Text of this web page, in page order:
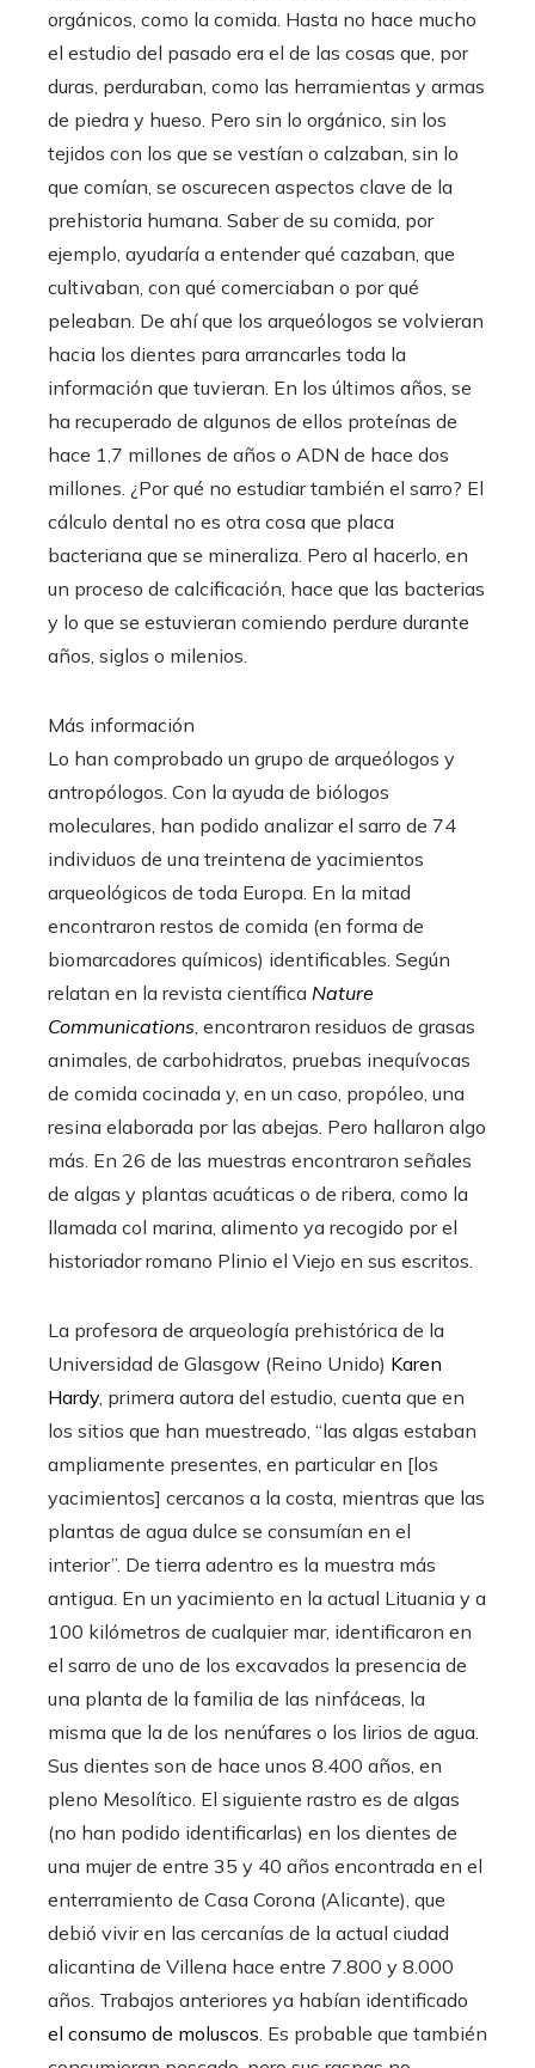
orgánicos, como la comida. Hasta no hace mucho
el estudio del pasado era el de las cosas que, por
duras, perduraban, como las herramientas y armas
de piedra y hueso. Pero sin lo orgánico, sin los
tejidos con los que se vestían o calzaban, sin lo
que comían, se oscurecen aspectos clave de la
prehistoria humana. Saber de su comida, por
ejemplo, ayudaría a entender qué cazaban, que
cultivaban, con qué comerciaban o por qué
peleaban. De ahí que los arqueólogos se volvieran
hacia los dientes para arrancarles toda la
información que tuvieran. En los últimos años, se
ha recuperado de algunos de ellos proteínas de
hace 1,7 millones de años o ADN de hace dos
millones. ¿Por qué no estudiar también el sarro? El
cálculo dental no es otra cosa que placa
bacteriana que se mineraliza. Pero al hacerlo, en
un proceso de calcificación, hace que las bacterias
y lo que se estuvieran comiendo perdure durante
años, siglos o milenios.
Más información
Lo han comprobado un grupo de arqueólogos y
antropólogos. Con la ayuda de biólogos
moleculares, han podido analizar el sarro de 74
individuos de una treintena de yacimientos
arqueológicos de toda Europa. En la mitad
encontraron restos de comida (en forma de
biomarcadores químicos) identificables. Según
relatan en la revista científica Nature
Communications, encontraron residuos de grasas
animales, de carbohidratos, pruebas inequívocas
de comida cocinada y, en un caso, propóleo, una
resina elaborada por las abejas. Pero hallaron algo
más. En 26 de las muestras encontraron señales
de algas y plantas acuáticas o de ribera, como la
llamada col marina, alimento ya recogido por el
historiador romano Plinio el Viejo en sus escritos.
La profesora de arqueología prehistórica de la
Universidad de Glasgow (Reino Unido) Karen
Hardy, primera autora del estudio, cuenta que en
los sitios que han muestreado, “las algas estaban
ampliamente presentes, en particular en [los
yacimientos] cercanos a la costa, mientras que las
plantas de agua dulce se consumían en el
interior”. De tierra adentro es la muestra más
antigua. En un yacimiento en la actual Lituania y a
100 kilómetros de cualquier mar, identificaron en
el sarro de uno de los excavados la presencia de
una planta de la familia de las ninfáceas, la
misma que la de los nenúfares o los lirios de agua.
Sus dientes son de hace unos 8.400 años, en
pleno Mesolítico. El siguiente rastro es de algas
(no han podido identificarlas) en los dientes de
una mujer de entre 35 y 40 años encontrada en el
enterramiento de Casa Corona (Alicante), que
debió vivir en las cercanías de la actual ciudad
alicantina de Villena hace entre 7.800 y 8.000
años. Trabajos anteriores ya habían identificado
el consumo de moluscos. Es probable que también